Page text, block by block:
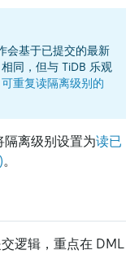
会基于已提交的最新
同，但与 TiDB 乐观
重复读隔离级别的
隔离级别设置为读已
。
逻辑，重点在 DML